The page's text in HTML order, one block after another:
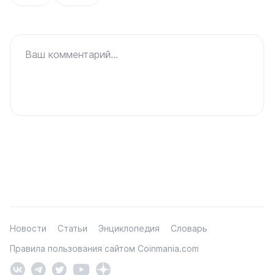
Ваш комментарий...
Новости Статьи Энциклопедия
Словарь
Правила пользования сайтом Coinmania.com